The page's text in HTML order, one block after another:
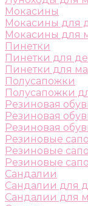
Мокасины
Мокасины для
Мокасины для
Пинетки
Пинетки для
Пинетки для
Полусапожки
Полусапожки
Резиновая
Резиновая
Резиновая
Резиновые
Резиновые
Резиновые
Сандалии
Сандалии для
Сандалии для